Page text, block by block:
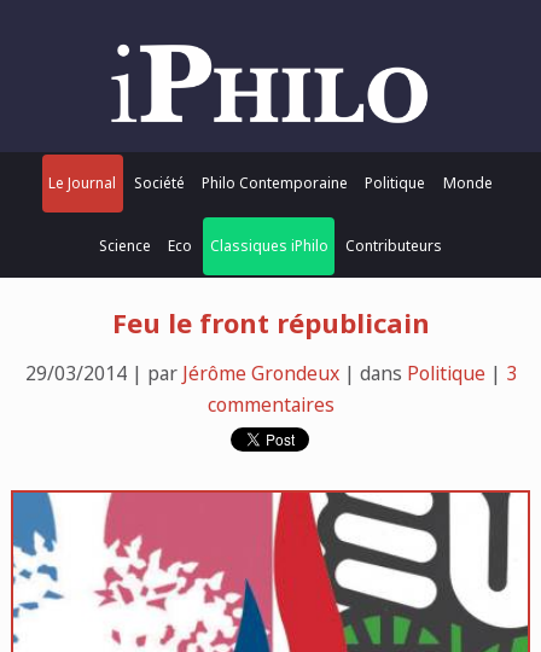
Le Journal Société Philo Contemporaine Politique Monde
Science Eco Classiques iPhilo Contributeurs
Feu le front républicain
29/03/2014 | par Jérôme Grondeux| dans Politique| 3
commentaires